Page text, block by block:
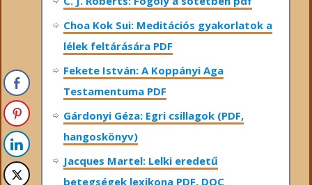
Choa Kok Sui: Meditációs gyakorlatok a
lélek feltárására PDF
Fekete István: A Koppányi Aga
Testamentuma PDF
Gárdonyi Géza: Egri csillagok (PDF,
hangoskönyv)
Jacques Martel: Lelki eredetű
betegségek lexikona PDF, DOC